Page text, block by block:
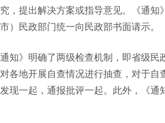
，提出解决方案或指导意见。《通知
）民政部门统一向民政部书面请示。
知》明确了两级检查机制，即省级民
各地开展自查情况进行抽查，对于自
现一起，通报批评一起。此外，《通